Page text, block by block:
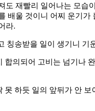
도 재빨리 일어나는 모습
배울 것이니 어찌 운기가
라.
칭송받을 일이 생기니 기
합의되어 고비는 넘기나
못 하듯 일의 앞뒤가 안 보